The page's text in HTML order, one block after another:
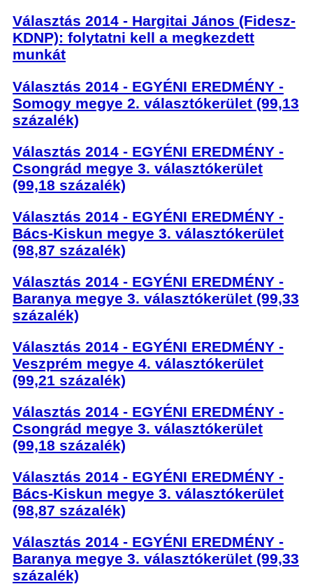
Választás 2014 - Hargitai János (Fidesz-
KDNP): folytatni kell a megkezdett
munkát
Választás 2014 - EGYÉNI EREDMÉNY -
Somogy megye 2. választókerület (99,13
százalék)
Választás 2014 - EGYÉNI EREDMÉNY -
Csongrád megye 3. választókerület
(99,18 százalék)
Választás 2014 - EGYÉNI EREDMÉNY -
Bács-Kiskun megye 3. választókerület
(98,87 százalék)
Választás 2014 - EGYÉNI EREDMÉNY -
Baranya megye 3. választókerület (99,33
százalék)
Választás 2014 - EGYÉNI EREDMÉNY -
Veszprém megye 4. választókerület
(99,21 százalék)
Választás 2014 - EGYÉNI EREDMÉNY -
Csongrád megye 3. választókerület
(99,18 százalék)
Választás 2014 - EGYÉNI EREDMÉNY -
Bács-Kiskun megye 3. választókerület
(98,87 százalék)
Választás 2014 - EGYÉNI EREDMÉNY -
Baranya megye 3. választókerület (99,33
százalék)